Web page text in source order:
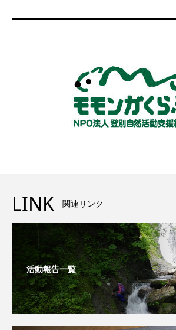
LINK 関連リンク
活動報告一覧